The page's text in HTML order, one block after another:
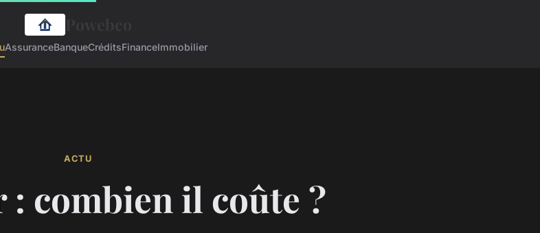
AssuranceBanqueCréditsFinanceImmobilier
ACTU
combien il coûte ?